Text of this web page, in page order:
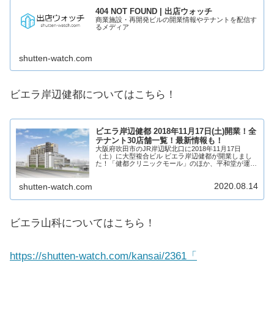
404 NOT FOUND | 出店ウォッチ
商業施設・再開発ビルの開業情報やテナントを配信す
るメディア
shutten-watch.com
ビエラ岸辺健都についてはこちら！
ビエラ岸辺健都 2018年11月17日(土)開業！全
テナント30店舗一覧！最新情報も！
大阪府吹田市のJR岸辺駅北口に2018年11月17日
（土）に大型複合ビル ビエラ岸辺健都が開業しまし
た！「健都クリニックモール」のほか、平和堂が運営
shutten-watch.com 2020.08.14
ビエラ山科についてはこちら！
https://shutten-watch.com/kansai/2361「